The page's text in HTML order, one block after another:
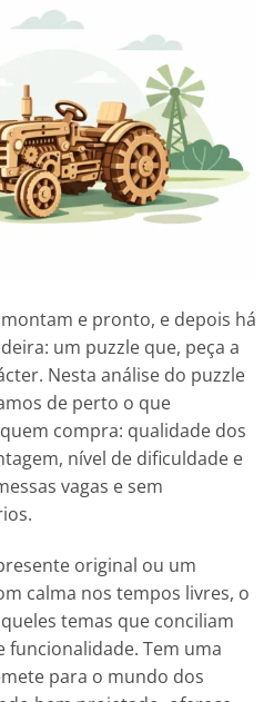
e pronto, e depois há
um puzzle que, peça a
Nesta análise do puzzle
de perto o que
compra: qualidade dos
nível de dificuldade e
vagas e sem
original ou um
calma nos tempos livres, o
temas que conciliam
funcionalidade. Tem uma
para o mundo dos